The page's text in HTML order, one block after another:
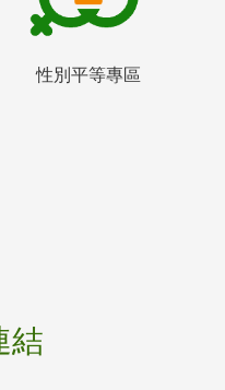
性別平等專區
結